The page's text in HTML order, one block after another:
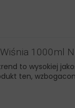
1000ml
to wysokiej
ten,